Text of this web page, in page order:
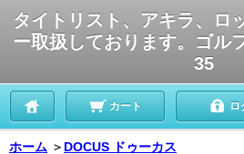
タイトリスト、アキラ、ロ
ー取扱しております。ゴル
35
カート ロ
ホーム ＞ DOCUS ドゥーカス